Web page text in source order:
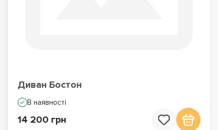
Диван Бостон
В наявності
14 200 грн